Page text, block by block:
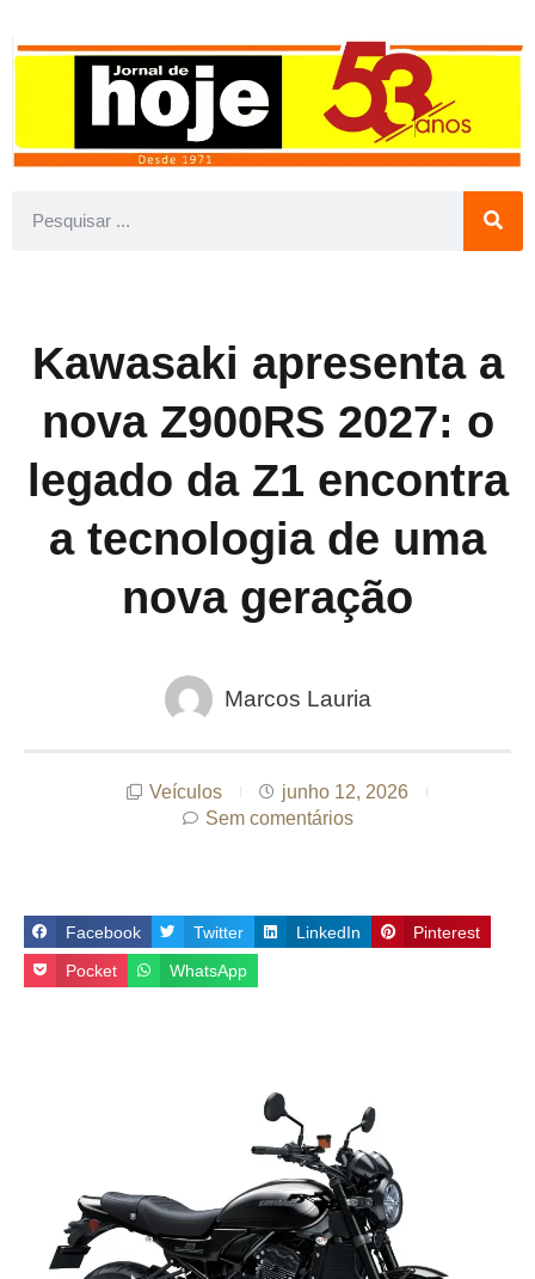
Kawasaki apresenta a
nova Z900RS 2027: o
legado da Z1 encontra
a tecnologia de uma
nova geração
Marcos Lauria
Veículos
junho 12, 2026
Sem comentários
Facebook Twitter LinkedIn Pinterest
Pocket WhatsApp